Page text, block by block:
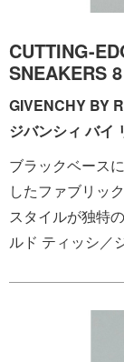
CUTTING-
SNEAKERS 8
GIVENCHY BY
ジバンシィ バイ
ブラックベース
したファブリッ
スタイルが独特
ルド ティッシ／